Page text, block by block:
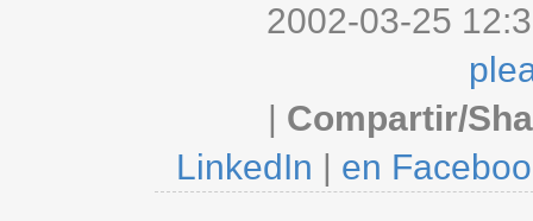
2002-03-25
| Compartir/
LinkedIn | en